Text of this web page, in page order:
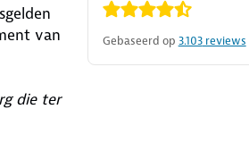
van
die ter
Gebaseerd op 3.103reviews